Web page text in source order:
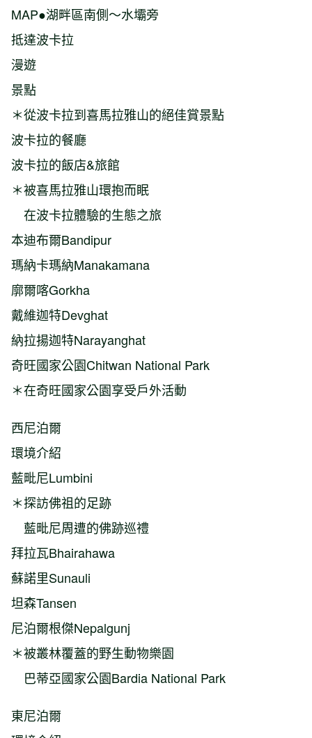
MAP●湖畔區南側～水壩旁
抵達波卡拉
漫遊
景點
＊從波卡拉到喜馬拉雅山的絕佳賞景點
波卡拉的餐廳
波卡拉的飯店&旅館
＊被喜馬拉雅山環抱而眠
在波卡拉體驗的生態之旅
本迪布爾Bandipur
瑪納卡瑪納Manakamana
廓爾喀Gorkha
戴維迦特Devghat
納拉揚迦特Narayanghat
奇旺國家公園Chitwan National Park
＊在奇旺國家公園享受戶外活動
西尼泊爾
環境介紹
藍毗尼Lumbini
＊探訪佛祖的足跡
藍毗尼周遭的佛跡巡禮
拜拉瓦Bhairahawa
蘇諾里Sunauli
坦森Tansen
尼泊爾根傑Nepalgunj
＊被叢林覆蓋的野生動物樂園
巴蒂亞國家公園Bardia National Park
東尼泊爾